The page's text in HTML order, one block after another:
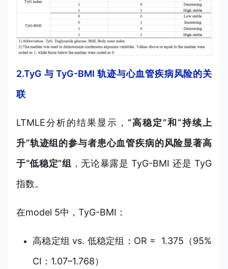
2.TyG 与 TyG-BMI 轨迹与心血管疾病风险的关
联
LTMLE分析的结果显示， “高稳定”和“持续上
升”轨迹组的参与者患心血管疾病的风险显著高
于“低稳定”组
，无论暴露是 TyG-BMI 还是 TyG
指数。
在model 5中，TyG-BMI：
高稳定组 vs. 低稳定组：OR = 1.375（95%
CI：1.07–1.768）